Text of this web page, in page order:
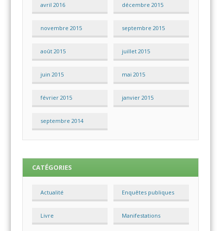
avril 2016 décembre 2015
novembre 2015 septembre 2015
août 2015 juillet 2015
juin 2015 mai 2015
février 2015 janvier 2015
septembre 2014
CATÉGORIES
Actualité Enquêtes publiques
Livre Manifestations